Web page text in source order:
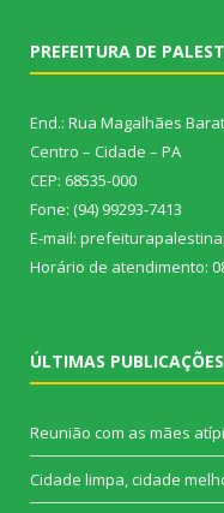
PREFEITURA DE
End.: Rua Magalhães
Centro – Cidade – PA
CEP: 68535-000
Fone: (94) 99293-7413
E-mail:
Horário de atendimento:
ÚLTIMAS PUBLICAÇÕES
Reunião com as mães
Cidade limpa, cidade